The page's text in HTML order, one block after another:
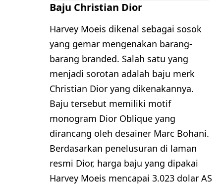
Baju Christian Dior
Harvey Moeis dikenal sebagai sosok
yang gemar mengenakan barang-
barang branded. Salah satu yang
menjadi sorotan adalah baju merk
Christian Dior yang dikenakannya.
Baju tersebut memiliki motif
monogram Dior Oblique yang
dirancang oleh desainer Marc Bohani.
Berdasarkan penelusuran di laman
resmi Dior, harga baju yang dipakai
Harvey Moeis mencapai 3.023 dolar AS